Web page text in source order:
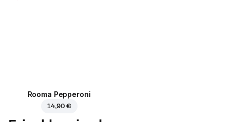
Rooma Pepperoni
14,90 €